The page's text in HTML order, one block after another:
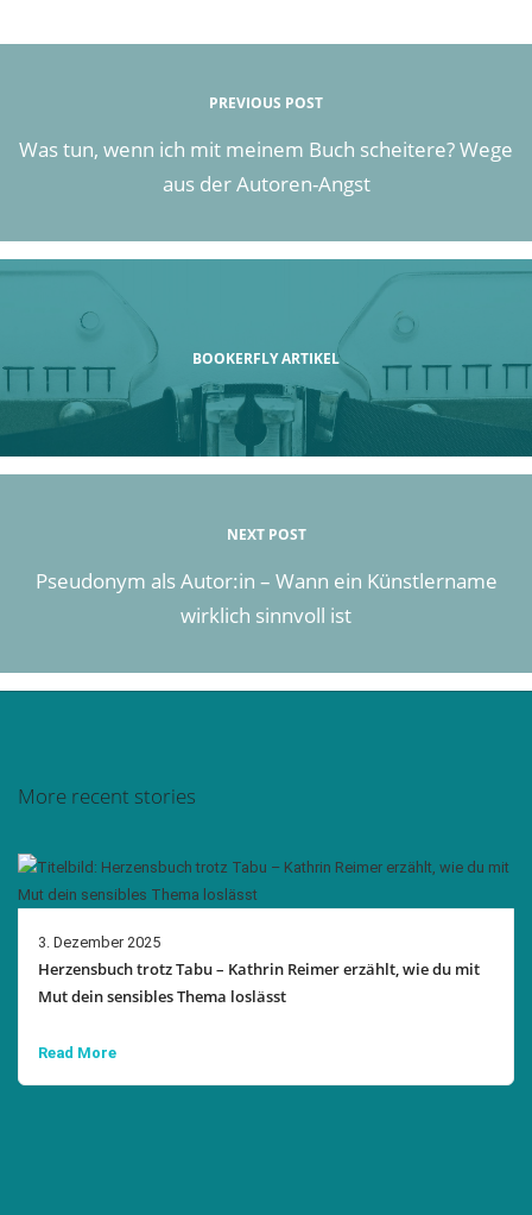
PREVIOUS POST
Was tun, wenn ich mit meinem Buch scheitere? Wege
aus der Autoren-Angst
BOOKERFLY ARTIKEL
NEXT POST
Pseudonym als Autor:in – Wann ein Künstlername
wirklich sinnvoll ist
More recent stories
3. Dezember 2025
Herzensbuch trotz Tabu – Kathrin Reimer erzählt, wie du mit
Mut dein sensibles Thema loslässt
Read More